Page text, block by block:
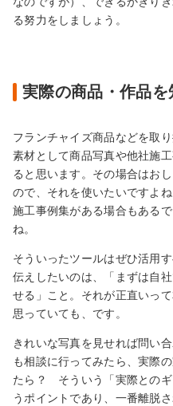
る努力をしましょう。
実際の商品・作品を
フランチャイズ商品などを取
素材として商品写真や他社施
ると思います。その場合はお
ので、それを使いたいですよ
施工事例集がある場合もある
ね。
そういったツールはぜひ活用
伝えしたいのは、「まずは自
せる」こと。それが正直いっ
思っていても、です。
きれいな写真を見せれば問い
も相談に行ってみたら、実際
たら？ そういう「実際との
うポイントであり、一番離脱